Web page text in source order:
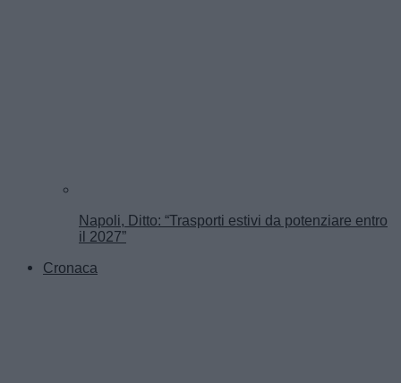
Napoli, Ditto: “Trasporti estivi da potenziare entro
il 2027”
Cronaca